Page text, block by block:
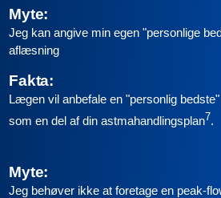
Myte:
Jeg kan angive min egen "personlige
aflæsning
Fakta:
Lægen vil anbefale en "personlig
som en del af din astmahandlingsplan7.
Myte:
Jeg behøver ikke at foretage en peak-